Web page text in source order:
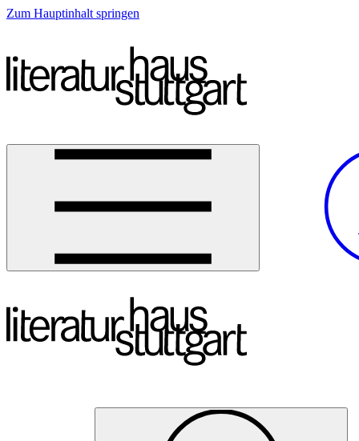
Zum Hauptinhalt springen